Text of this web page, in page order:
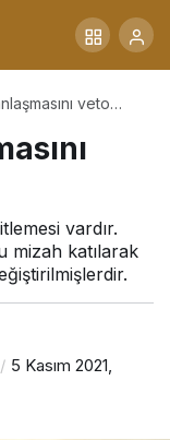
veto
vardır.
mizah katılarak
5 Kasım 2021,